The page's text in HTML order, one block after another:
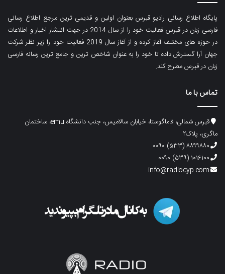
پایگاه اطلاع رسانی رادیو قبرس بعنوان اولین و قدیمی ترین مرجع اطلاع رسانی
فارسی زبان در قبرس فعالیت خود را از سال 2014 در جهت انتشار اخبار و اطلاعات
در حوزه های مختلف آغاز کرده و از آغاز سال 2019 فعالیت خود را زیر نظر شرکت
جهان آرا گسترش داده تا خود را به عنوان شاخص ترین و جامع ترین رسانه فارسی
زبان در قبرس مطرح کند.
تماس با ما
قبرس شمالی، فاماگوستا، خیابان سالامیس، جنب دانشگاه emu، ساختمان
ماگری، پلاک۲
۸۸۹۹۸۸۰ (۵۳۳) ۰۰۹۰
۱۰۱۶۱۰۰ (۵۳۹) ۰۰۹۰
info@radiocyp.com